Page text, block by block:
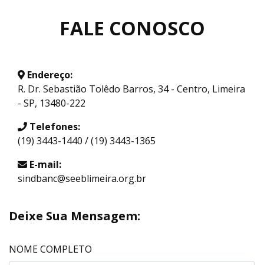
FALE CONOSCO
Endereço:
R. Dr. Sebastião Tolêdo Barros, 34 - Centro, Limeira
- SP, 13480-222
Telefones:
(19) 3443-1440 / (19) 3443-1365
E-mail:
sindbanc@seeblimeira.org.br
Deixe Sua Mensagem:
NOME COMPLETO